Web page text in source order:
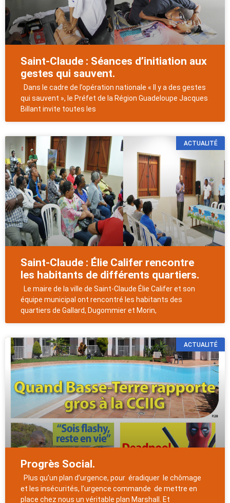
Saint-Claude : Séances d’initiation aux
gestes qui sauvent.
Dans le cadre de l’opération nationale « Il y a des gestes
qui sauvent », le Préfet de la Région Guadeloupe Jacques
Billant invite toutes les
ACTUALITÉ
Saint-Claude : Élie Califer rencontre
les habitants de différents quartiers.
Le maire de la ville de Saint-Claude Élie Califer et son
équipe municipal ont rencontré les habitants des
quartiers de Gallard, Dugommier et Morin,
ACTUALITÉ
Progrès Social.
Plus qu’un plan d’urgence, pour éradiquer le chômage
et les insécurités, l’urgence commande de mettre en
place chez nous un véritable plan Marshall. Et